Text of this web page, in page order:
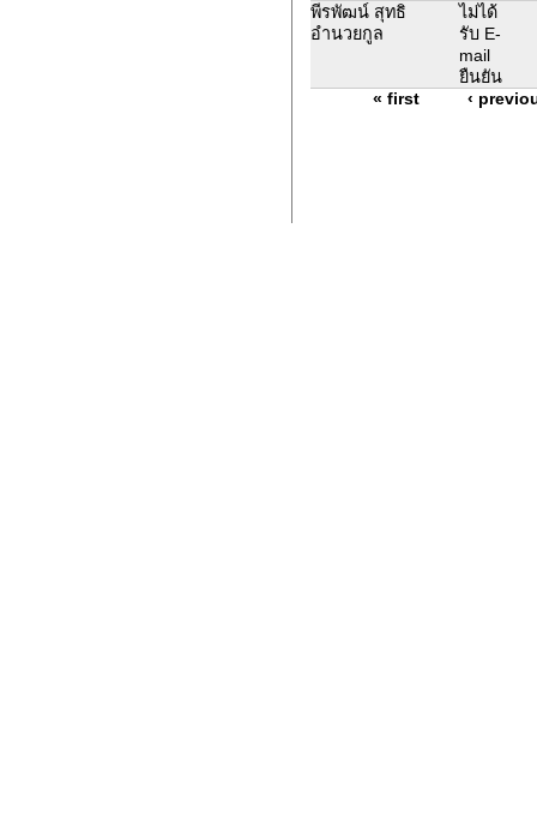
พีรพัฒน์ สุทธิ
อำนวยกูล
ไม่ได้
รับ E-
mail
ยืนยัน
« first
‹